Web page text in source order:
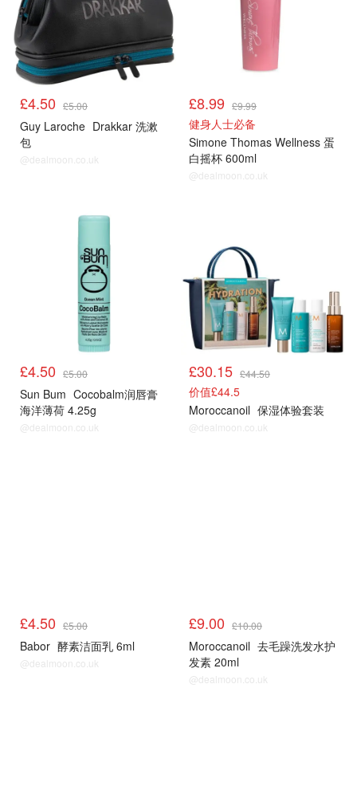
£4.50 £5.00
Guy Laroche Drakkar 洗漱
包
@dealmoon.co.uk
£8.99 £9.99
健身人士必备
Simone Thomas Wellness 蛋
白摇杯 600ml
@dealmoon.co.uk
£4.50 £5.00
Sun Bum Cocobalm润唇膏
海洋薄荷 4.25g
@dealmoon.co.uk
£30.15 £44.50
价值£44.5
Moroccanoil 保湿体验套装
@dealmoon.co.uk
£4.50 £5.00
Babor 酵素洁面乳 6ml
@dealmoon.co.uk
£9.00 £10.00
Moroccanoil 去毛躁洗发水护
发素 20ml
@dealmoon.co.uk